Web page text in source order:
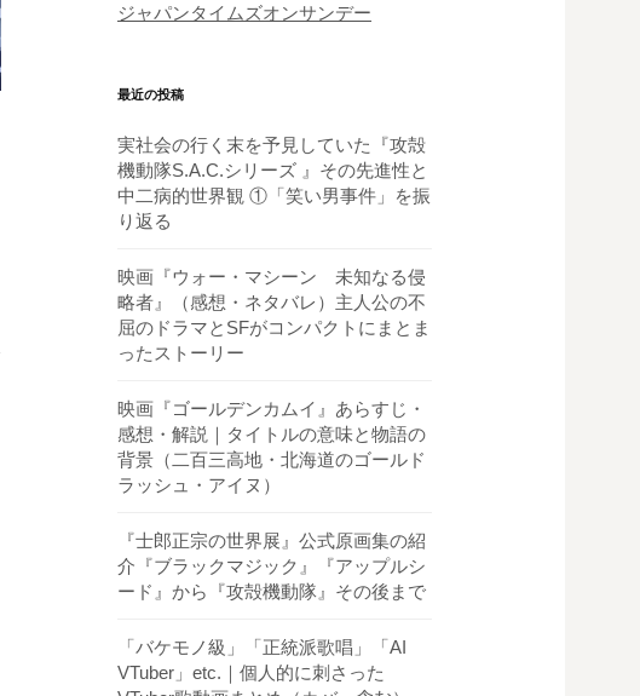
ジャパンタイムズオンサンデー
最近の投稿
実社会の行く末を予見していた『攻殻
機動隊S.A.C.シリーズ 』その先進性と
中二病的世界観 ①「笑い男事件」を振
り返る
映画『ウォー・マシーン 未知なる侵
略者』（感想・ネタバレ）主人公の不
屈のドラマとSFがコンパクトにまとま
ったストーリー
映画『ゴールデンカムイ』あらすじ・
感想・解説｜タイトルの意味と物語の
背景（二百三高地・北海道のゴールド
ラッシュ・アイヌ）
『士郎正宗の世界展』公式原画集の紹
介『ブラックマジック』『アップルシ
ード』から『攻殻機動隊』その後まで
「バケモノ級」「正統派歌唱」「AI
VTuber」etc.｜個人的に刺さった